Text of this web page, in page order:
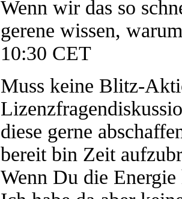
Wenn wir das so
gerene wissen,
10:30 CET
Muss keine Blitz-
diese gerne
bereit bin Zeit
Wenn Du die Energie